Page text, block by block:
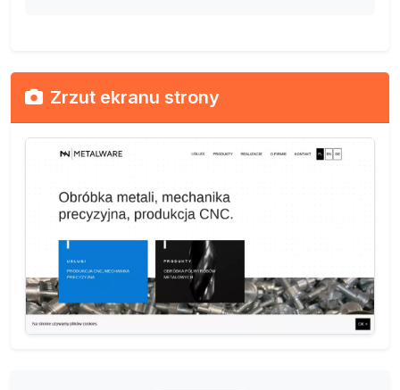
Zrzut ekranu strony